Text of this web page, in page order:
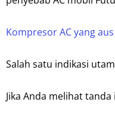
Kompresor AC yang
Salah satu indikasi
Jika Anda melihat